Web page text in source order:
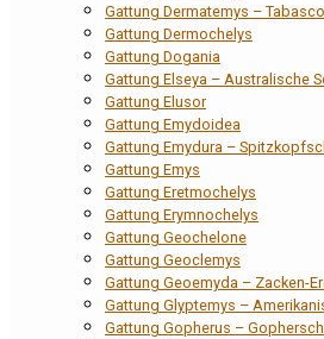
Gattung Dermatemys –
Gattung Dermochelys
Gattung Dogania
Gattung Elseya – Australische
Gattung Elusor
Gattung Emydoidea
Gattung Emydura –
Gattung Emys
Gattung Eretmochelys
Gattung Erymnochelys
Gattung Geochelone
Gattung Geoclemys
Gattung Geoemyda – Zacken-
Gattung Glyptemys –
Gattung Gopherus –